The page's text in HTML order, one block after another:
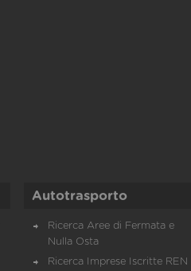
Autotrasporto
Ricerca Aree di Fermata e
Nulla Osta
Ricerca Imprese Iscritte REN